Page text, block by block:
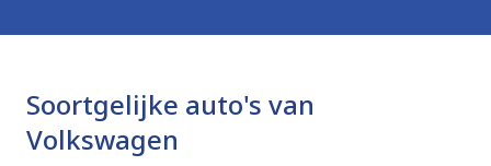
Soortgelijke auto's van
Volkswagen